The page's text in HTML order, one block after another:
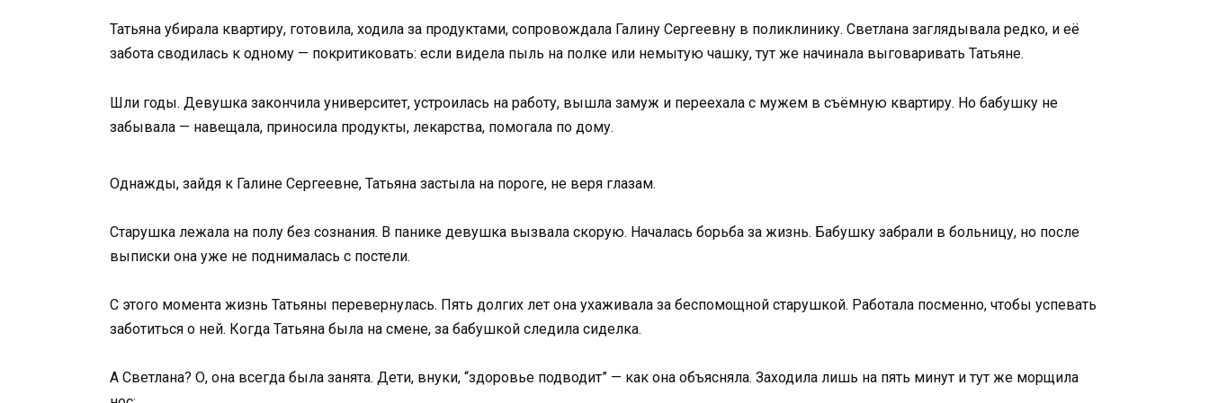
Татьяна убирала квартиру, готовила, ходила за продуктами, сопровождала Галину Сергеевну в поликлинику. Светлана заглядывала редко, и её
забота сводилась к одному — покритиковать: если видела пыль на полке или немытую чашку, тут же начинала выговаривать Татьяне.
Шли годы. Девушка закончила университет, устроилась на работу, вышла замуж и переехала с мужем в съёмную квартиру. Но бабушку не
забывала — навещала, приносила продукты, лекарства, помогала по дому.
Однажды, зайдя к Галине Сергеевне, Татьяна застыла на пороге, не веря глазам.
Старушка лежала на полу без сознания. В панике девушка вызвала скорую. Началась борьба за жизнь. Бабушку забрали в больницу, но после
выписки она уже не поднималась с постели.
С этого момента жизнь Татьяны перевернулась. Пять долгих лет она ухаживала за беспомощной старушкой. Работала посменно, чтобы успевать
заботиться о ней. Когда Татьяна была на смене, за бабушкой следила сиделка.
А Светлана? О, она всегда была занята. Дети, внуки, “здоровье подводит” — как она объясняла. Заходила лишь на пять минут и тут же морщила